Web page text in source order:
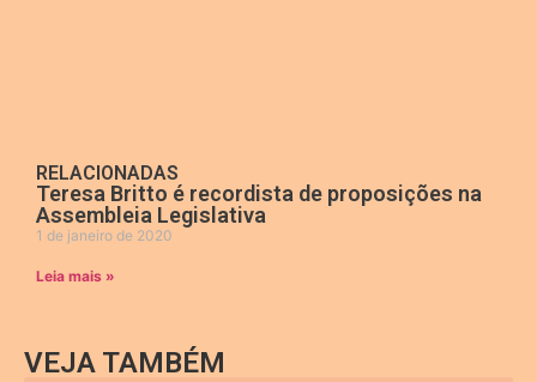
RELACIONADAS
Teresa Britto é recordista de proposições na
Assembleia Legislativa
1 de janeiro de 2020
Leia mais »
VEJA TAMBÉM